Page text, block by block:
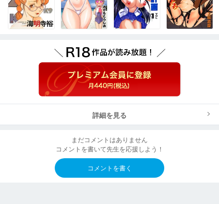
詳細を見る
まだコメントはありません
コメントを書いて先生を応援しよう！
コメントを書く